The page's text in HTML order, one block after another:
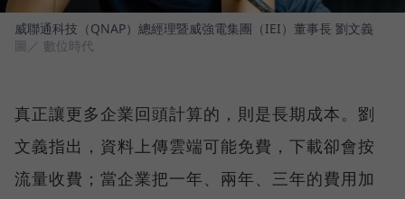
威聯通科技（QNAP）總經理暨威強電集團（IEI）董事長 劉文義
圖／ 數位時代
真正讓更多企業回頭計算的，則是長期成本。劉
文義指出，資料上傳雲端可能免費，下載卻會按
流量收費；當企業把一年、兩年、三年的費用加